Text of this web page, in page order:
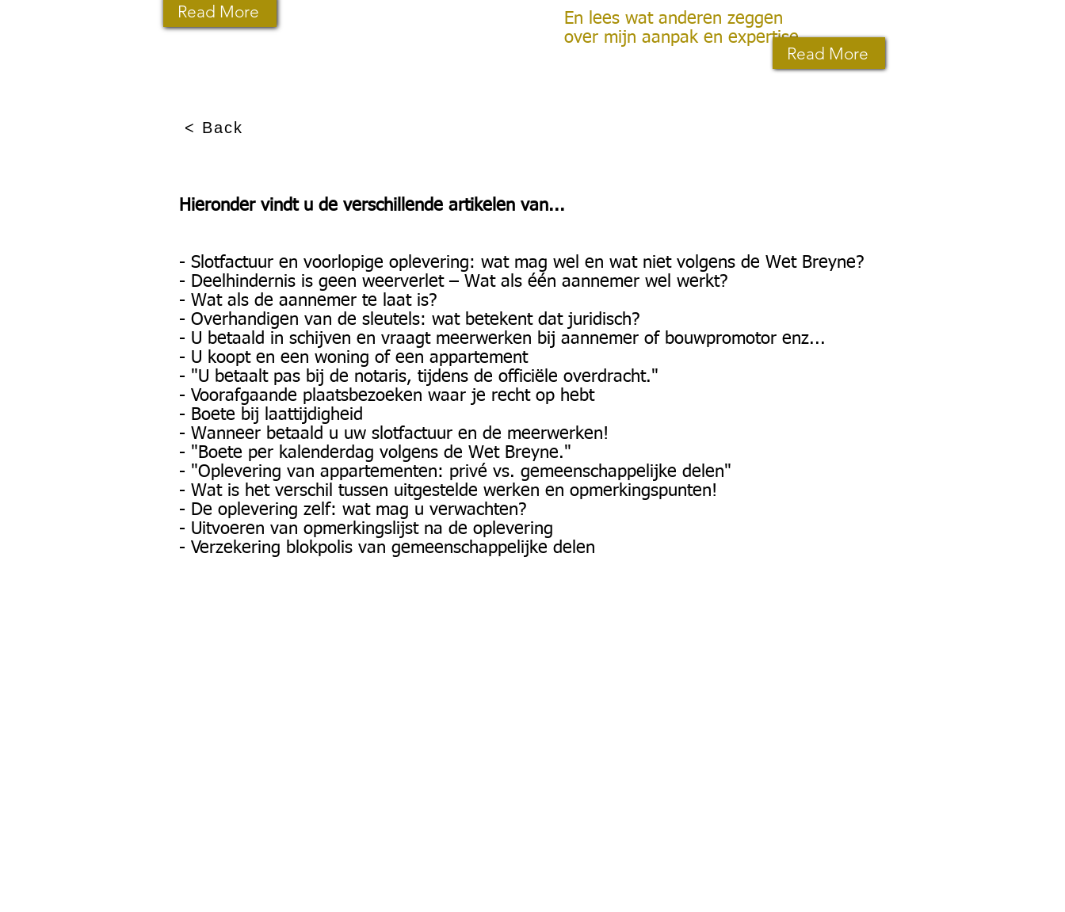
Read More
En lees wat anderen zeggen
over mijn aanpak en expertise.
Read More
< Back
Hieronder vindt u de verschillende artikelen van...
- Slotfactuur en voorlopige oplevering: wat mag wel en wat niet volgens de Wet Breyne?
- Deelhindernis is geen weerverlet – Wat als één aannemer wel werkt?
- Wat als de aannemer te laat is?
- Overhandigen van de sleutels: wat betekent dat juridisch?
- U betaald in schijven en vraagt meerwerken bij aannemer of bouwpromotor enz...
- U koopt en een woning of een appartement
- "U betaalt pas bij de notaris, tijdens de officiële overdracht."
- Voorafgaande plaatsbezoeken waar je recht op hebt
- Boete bij laattijdigheid
- Wanneer betaald u uw slotfactuur en de meerwerken!
- "Boete per kalenderdag volgens de Wet Breyne."
- "Oplevering van appartementen: privé vs. gemeenschappelijke delen"
- Wat is het verschil tussen uitgestelde werken en opmerkingspunten!
- De oplevering zelf: wat mag u verwachten?
- Uitvoeren van opmerkingslijst na de oplevering
- Verzekering blokpolis van gemeenschappelijke delen